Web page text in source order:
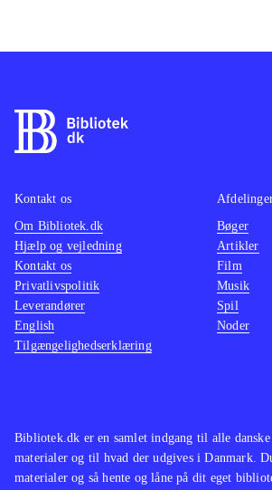
godt den syngende spiller rammer
tonerne, mens den højre side af
spor, der viser hvilke knapper på
guitarcontrolleren man skal holde
inde. Systemet fungerer ganske
og kan arbejde sammen med de
PS3-guitarer
Singstar + guitar er en simpel
af "Guitar hero" og "Rockband",
der er i dette spil og desuden på
bas og trommer .
Bibliotek.dk er en samlet indgang til alle
materialer og til hvad der udgives i Danmark.
materialer og så hente og låne på dit eget
Kontakt os
Om Bibliotek.dk
Hjælp og vejledning
Kontakt os
Privatlivspolitik
Leverandører
English
Tilgængelighedserklæring
Bøger
Artikler
Film
Musik
Spil
Noder